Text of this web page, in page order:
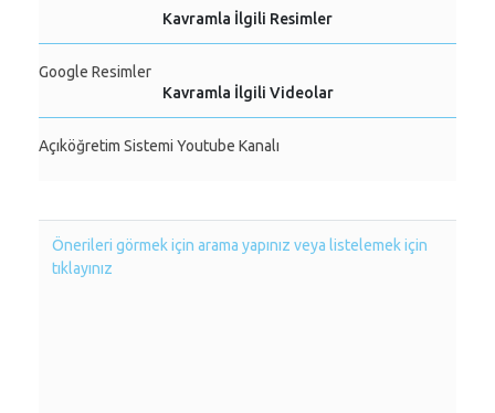
Kavramla İlgili Resimler
Google Resimler
Kavramla İlgili Videolar
Açıköğretim Sistemi Youtube Kanalı
Önerileri görmek için arama yapınız veya listelemek için
tıklayınız